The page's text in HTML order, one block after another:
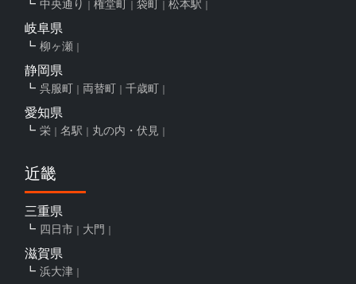
中央通り 権堂町 袋町 松本駅
岐阜県
柳ヶ瀬
静岡県
呉服町 両替町 千歳町
愛知県
栄 名駅 丸の内・伏見
近畿
三重県
四日市 大門
滋賀県
浜大津